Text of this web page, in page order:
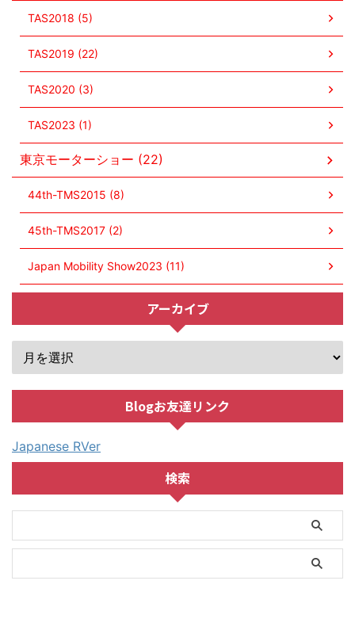
TAS2018 (5)
TAS2019 (22)
TAS2020 (3)
TAS2023 (1)
東京モーターショー (22)
44th-TMS2015 (8)
45th-TMS2017 (2)
Japan Mobility Show2023 (11)
アーカイブ
Blogお友達リンク
Japanese RVer
検索